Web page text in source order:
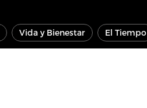
Vida y Bienestar El Tiempo